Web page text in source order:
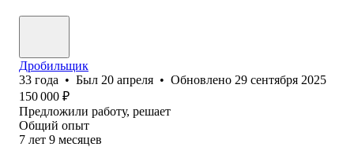
Дробильщик
33 года • Был 20 апреля • Обновлено 29 сентября 2025
150 000 ₽
Предложили работу, решает
Общий опыт
7 лет 9 месяцев